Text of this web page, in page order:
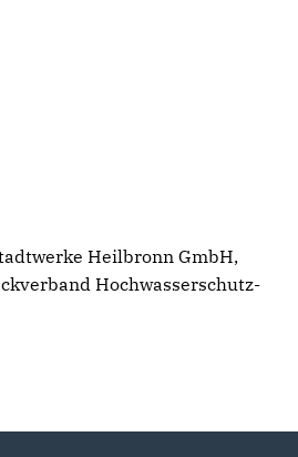
Heilbronn GmbH,
Hochwasserschutz-